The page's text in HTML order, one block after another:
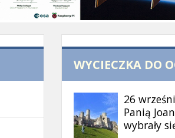
WYCIECZKA DO
26
Panią
wybrały